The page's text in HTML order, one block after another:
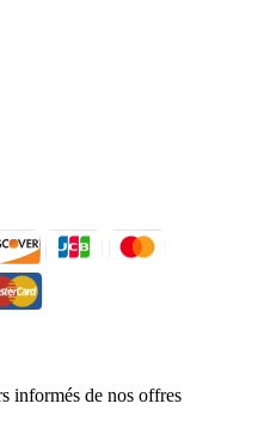
informés de nos offres